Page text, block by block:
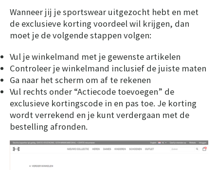
Wanneer jij je sportswear uitgezocht hebt en met
de exclusieve korting voordeel wil krijgen, dan
moet je de volgende stappen volgen:
Vul je winkelmand met je gewenste artikelen
Controleer je winkelmand inclusief de juiste maten
Ga naar het scherm om af te rekenen
Vul rechts onder “Actiecode toevoegen” de
exclusieve kortingscode in en pas toe. Je korting
wordt verrekend en je kunt verdergaan met de
bestelling afronden.